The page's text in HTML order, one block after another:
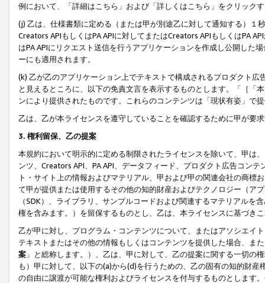
例において、「詳細はこちら」および「詳しくはこちら」をクリック
(j) 乙は、仕様書類に定める（または甲が別途乙に対して通知する）
Creators APIもしくはPA APIに対してまたはCreators APIもしくはPA
はPA APIにリクエスト送信を行うアプリケーションを作成し公開した
ーにも適用されます。
(k) 乙が乙のアプリケーション上でテキストで構成されるプロダクト
と見えるところに、以下の免責文言を表示するものとします。「［「
ンにより提供されたものです。これらのコンテンツは「現状有姿」で
乙は、乙が本ライセンスを遵守していることを確認するために甲が要
3. 権利留保、乙の提案
本規約において明示的に定める制限されたライセンスを除いて、甲は
ンツ、Creators API、PA API、データフィード、プロダクト広告コン
ト・サイト上の情報およびマテリアル、甲および甲の関連会社の商
て甲が提供または使用するその他の知的財産およびテクノロジー（ア
（SDK）、ライブラリ、サンプルコードおよび関連するマテリアル
権を含みます。）を留保するものとし、乙は、本ライセンスに基づき
乙が甲に対し、プログラム・コンテンツについて、またはアソシエイ
テキストまたはその他の情報もしくはコンテンツを提供した場合、ま
案 」と総称します。）、乙は、甲に対して、乙の提案に関する一切
も）甲に対して、以下の(a)から(d)を行うための、乙の固有の知的財
の自由に譲渡が可能な権利およびライセンスを付与するものとします